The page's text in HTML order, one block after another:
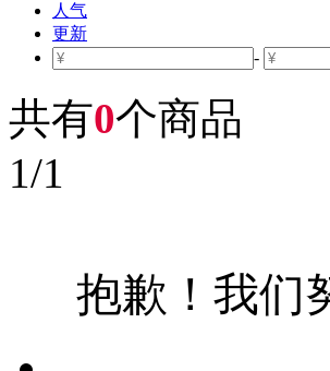
人气
更新
-
共有0个商品
1/1
抱歉！我